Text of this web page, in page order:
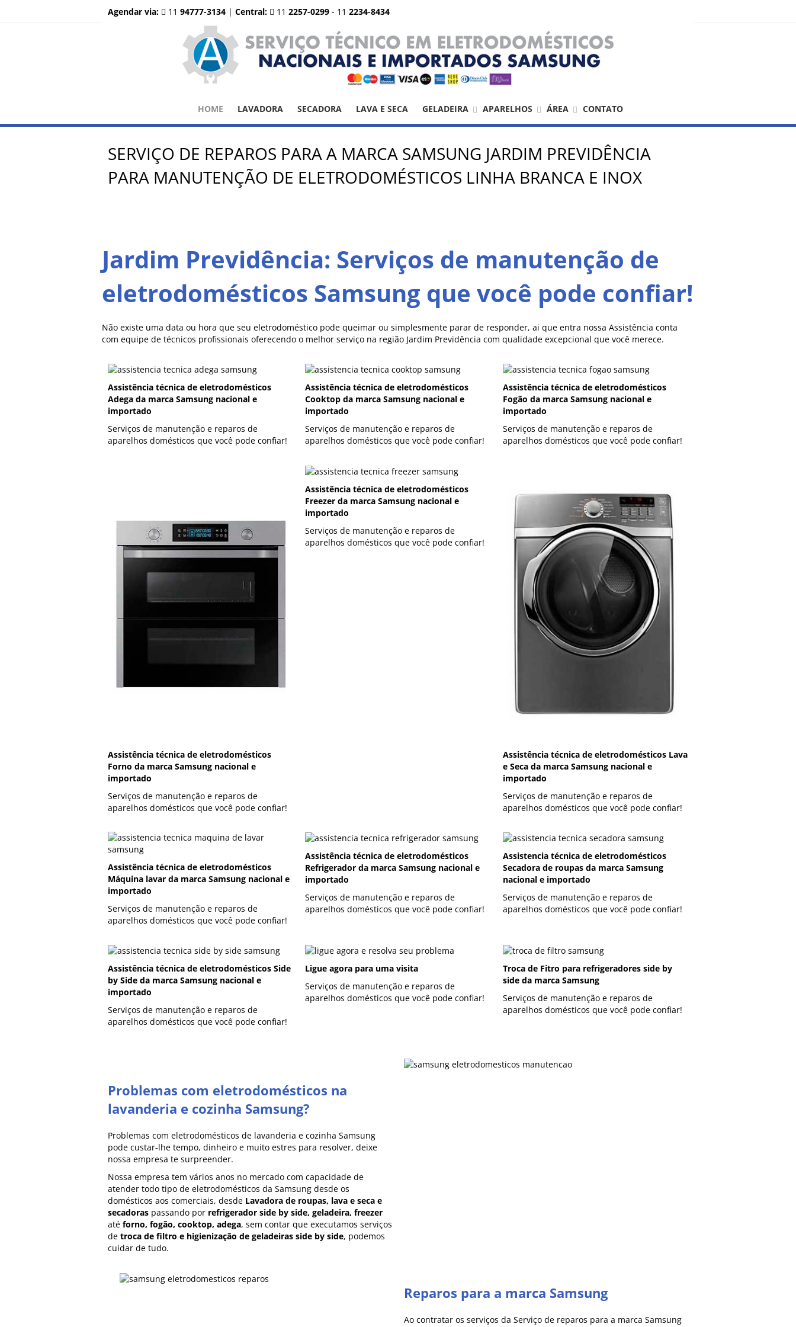
Agendar via: 11 94777-3134 | Central: 11 2257-0299 - 11 2234-8434
HOME LAVADORA SECADORA LAVA E SECA GELADEIRA APARELHOS ÁREA CONTATO
SERVIÇO DE REPAROS PARA A MARCA SAMSUNG JARDIM PREVIDÊNCIA
PARA MANUTENÇÃO DE ELETRODOMÉSTICOS LINHA BRANCA E INOX
Jardim Previdência: Serviços de manutenção de
eletrodomésticos Samsung que você pode confiar!
Não existe uma data ou hora que seu eletrodoméstico pode queimar ou simplesmente parar de responder, ai que entra nossa Assistência conta
com equipe de técnicos profissionais oferecendo o melhor serviço na região Jardim Previdência com qualidade excepcional que você merece.
Assistência técnica de eletrodomésticos
Adega da marca Samsung nacional e
importado
Serviços de manutenção e reparos de
aparelhos domésticos que você pode confiar!
Assistência técnica de eletrodomésticos
Cooktop da marca Samsung nacional e
importado
Serviços de manutenção e reparos de
aparelhos domésticos que você pode confiar!
Assistência técnica de eletrodomésticos
Fogão da marca Samsung nacional e
importado
Serviços de manutenção e reparos de
aparelhos domésticos que você pode confiar!
Assistência técnica de eletrodomésticos
Forno da marca Samsung nacional e
importado
Serviços de manutenção e reparos de
aparelhos domésticos que você pode confiar!
Assistência técnica de eletrodomésticos
Freezer da marca Samsung nacional e
importado
Serviços de manutenção e reparos de
aparelhos domésticos que você pode confiar!
Assistência técnica de eletrodomésticos Lava
e Seca da marca Samsung nacional e
importado
Serviços de manutenção e reparos de
aparelhos domésticos que você pode confiar!
Assistência técnica de eletrodomésticos
Máquina lavar da marca Samsung nacional e
importado
Serviços de manutenção e reparos de
aparelhos domésticos que você pode confiar!
Assistência técnica de eletrodomésticos
Refrigerador da marca Samsung nacional e
importado
Serviços de manutenção e reparos de
aparelhos domésticos que você pode confiar!
Assistencia técnica de eletrodomésticos
Secadora de roupas da marca Samsung
nacional e importado
Serviços de manutenção e reparos de
aparelhos domésticos que você pode confiar!
Assistência técnica de eletrodomésticos Side
by Side da marca Samsung nacional e
importado
Serviços de manutenção e reparos de
aparelhos domésticos que você pode confiar!
Ligue agora para uma visita
Serviços de manutenção e reparos de
aparelhos domésticos que você pode confiar!
Troca de Fitro para refrigeradores side by
side da marca Samsung
Serviços de manutenção e reparos de
aparelhos domésticos que você pode confiar!
Problemas com eletrodomésticos na
lavanderia e cozinha Samsung?
Problemas com eletrodomésticos de lavanderia e cozinha Samsung
pode custar-lhe tempo, dinheiro e muito estres para resolver, deixe
nossa empresa te surpreender.
Nossa empresa tem vários anos no mercado com capacidade de
atender todo tipo de eletrodomésticos da Samsung desde os
domésticos aos comerciais, desde Lavadora de roupas, lava e seca e
secadoras passando por refrigerador side by side, geladeira, freezer
até forno, fogão, cooktop, adega, sem contar que executamos serviços
de troca de filtro e higienização de geladeiras side by side, podemos
cuidar de tudo.
Reparos para a marca Samsung
Ao contratar os serviços da Serviço de reparos para a marca Samsung